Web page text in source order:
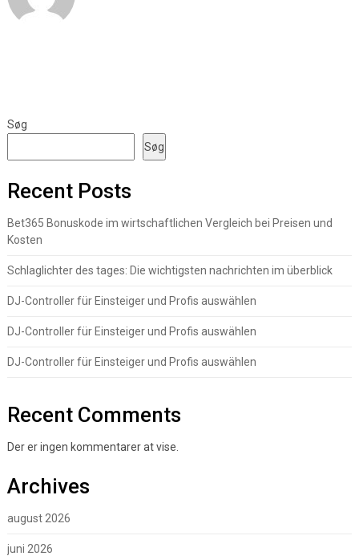
Søg
Søg
Recent Posts
Bet365 Bonuskode im wirtschaftlichen Vergleich bei Preisen und
Kosten
Schlaglichter des tages: Die wichtigsten nachrichten im überblick
DJ-Controller für Einsteiger und Profis auswählen
DJ-Controller für Einsteiger und Profis auswählen
DJ-Controller für Einsteiger und Profis auswählen
Recent Comments
Der er ingen kommentarer at vise.
Archives
august 2026
juni 2026